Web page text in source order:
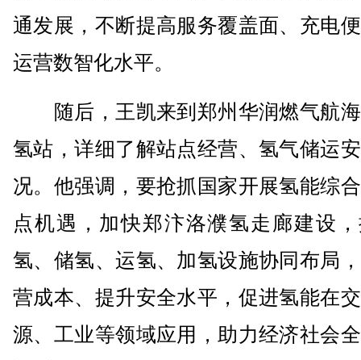
通发展，不断提高服务覆盖面、充电
运营数智化水平。
随后，王凯来到郑州华润燃气航
氢站，详细了解站点经营、氢气储运
况。他强调，要抢抓国家开展氢能综
点机遇，加快郑汴洛濮氢走廊建设
氢、储氢、运氢、加氢设施协同布局
营成本、提升安全水平，促进氢能在
源、工业等领域应用，助力经济社会